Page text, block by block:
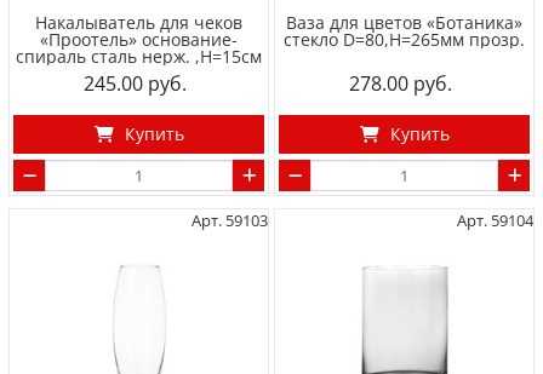
Накалыватель для чеков
«Проотель» основание-
спираль сталь нерж. ,H=15см
245.00
Купить
Ваза для цветов «Ботаника»
стекло D=80,H=265мм прозр.
278.00
Купить
Арт. 59103 Арт. 59104